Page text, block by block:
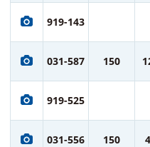
919-143
031-587 150
919-525
031-556 150